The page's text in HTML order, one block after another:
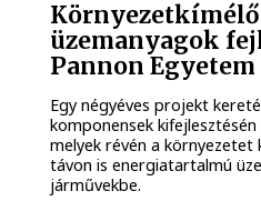
üzemanyagok
Pannon Egyetem
Egy négyéves projekt
komponensek
melyek révén a környezetet
távon is energiatartalmú
járművekbe.